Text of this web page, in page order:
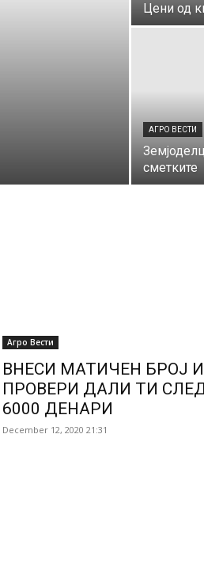
Цени од
АГРО ВЕСТИ
сметките
Агро Вести
ВНЕСИ МАТИЧЕН БРОЈ И
ПРОВЕРИ ДАЛИ ТИ
6000 ДЕНАРИ
December 12, 2020 21:31